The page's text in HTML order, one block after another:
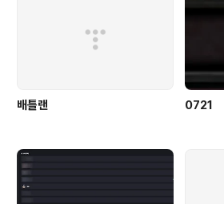
배틀랜 0721